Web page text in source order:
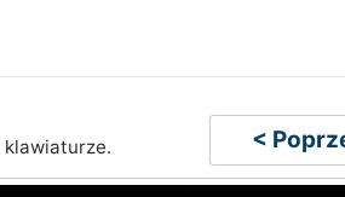
klawiaturze.
<